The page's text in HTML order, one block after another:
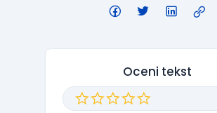
Oceni tekst